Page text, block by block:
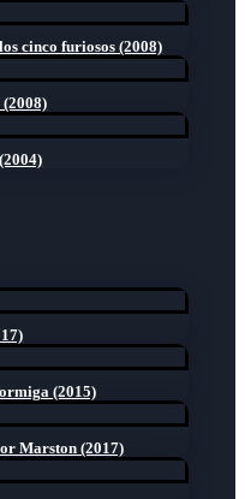
cinco furiosos (2008)
(2015)
Marston (2017)